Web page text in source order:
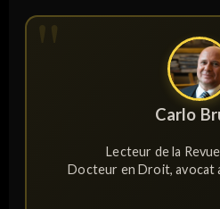
Carlo
Lecteur de la
Docteur en Droit, avocat